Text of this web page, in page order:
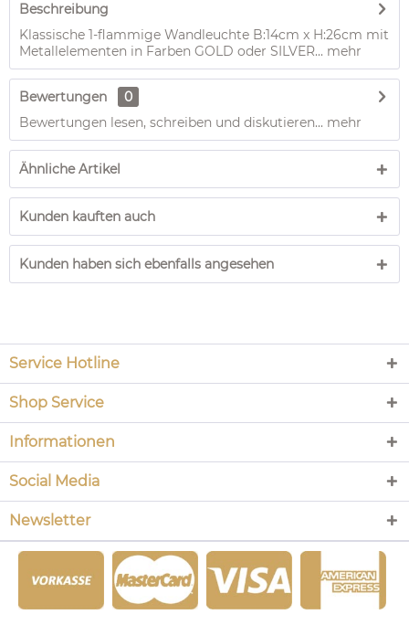
Beschreibung
Klassische 1-flammige Wandleuchte B:14cm x H:26cm mit
Metallelementen in Farben GOLD oder SILVER... mehr
Bewertungen
0
Bewertungen lesen, schreiben und diskutieren... mehr
Ähnliche Artikel
Kunden kauften auch
Kunden haben sich ebenfalls angesehen
Service Hotline
Shop Service
Informationen
Social Media
Newsletter